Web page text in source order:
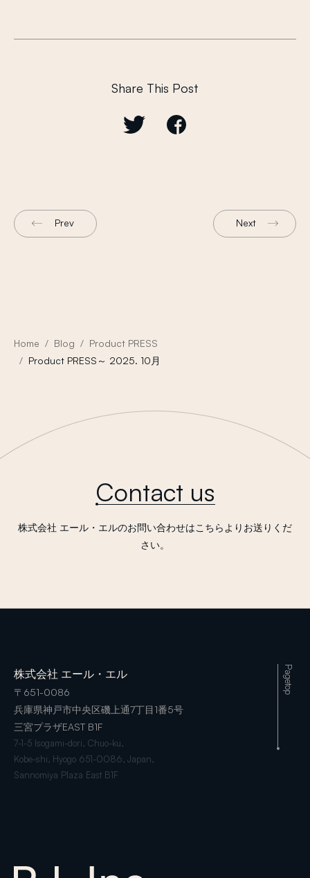
Share This Post
Prev Next
Home Blog
Product PRESS
Product PRESS～ 2025. 10月
Contact us
株式会社 エール・エルのお問い合わせはこちらよりお送りくだ
さい。
株式会社 エール・エル
〒651-0086
兵庫県神戸市中央区磯上通7丁目1番5号
三宮プラザEAST B1F
7-1-5 Isogami-dori, Chuo-ku,
Kobe-shi, Hyogo 651-0086, Japan,
Sannomiya Plaza East B1F
Pagetop